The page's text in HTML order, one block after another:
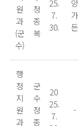
원
과
(군
수)
정
종
복
25.
7.
30.
양
가
든
행
정
지
원
과
군
수
정
종
20
25.
7.
-